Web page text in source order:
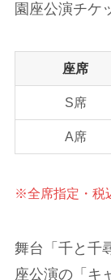
園座公演チケ
座席
S席
A席
※全席指定・税
舞台「千と千
座公演の「キ